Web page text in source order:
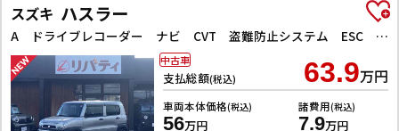
スズキ ハスラー
A ドライブレコーダー ナビ CVT 盗難防止システム ESC CD ミュージックプレイヤー接続可 Bluetooth エアコン パワーステアリング
支払総額(税込) 63.9万円
車両本体価格(税込)
56万円
諸費用(税込)
7.9万円
中古車